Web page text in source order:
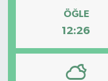
ÖĞLE
12:26